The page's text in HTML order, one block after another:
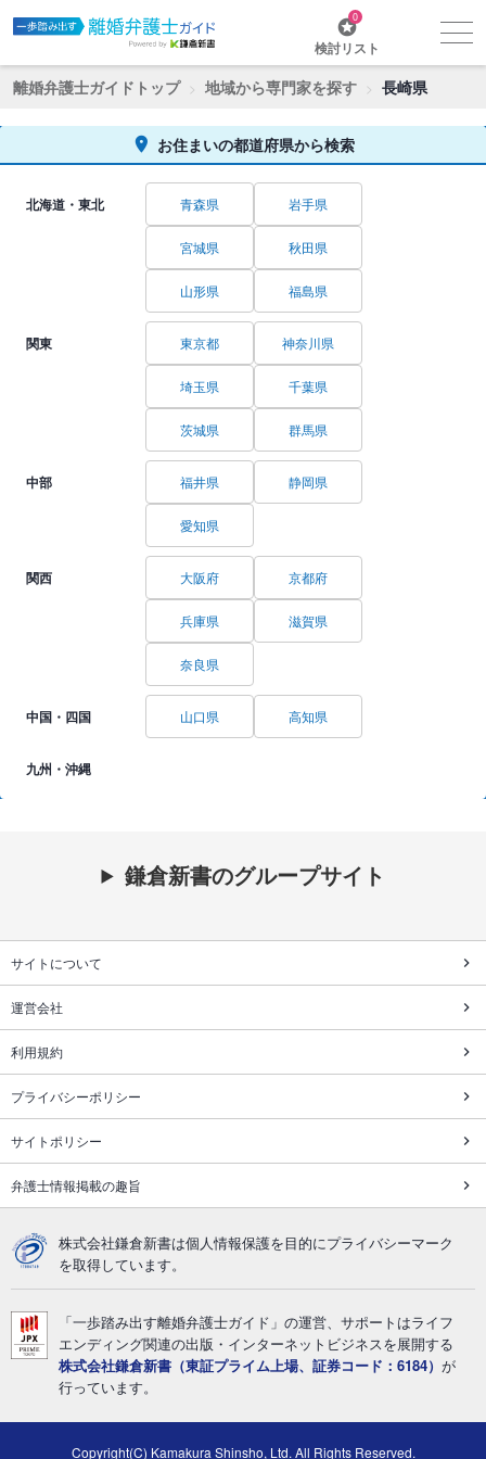
0
検討リスト
離婚弁護士ガイドトップ 地域から専門家を探す 長崎県
お住まいの都道府県から検索
北海道・東北 青森県 岩手県
宮城県 秋田県
山形県 福島県
関東 東京都 神奈川県
埼玉県 千葉県
茨城県 群馬県
中部 福井県 静岡県
愛知県
関西 大阪府 京都府
兵庫県 滋賀県
奈良県
中国・四国 山口県 高知県
九州・沖縄
鎌倉新書のグループサイト
サイトについて
運営会社
利用規約
プライバシーポリシー
サイトポリシー
弁護士情報掲載の趣旨
株式会社鎌倉新書は個人情報保護を目的にプライバシーマーク
を取得しています。
「一歩踏み出す離婚弁護士ガイド」の運営、サポートはライフ
エンディング関連の出版・インターネットビジネスを展開する
株式会社鎌倉新書（東証プライム上場、証券コード：6184） が
行っています。
Copyright(C) Kamakura Shinsho, Ltd. All Rights Reserved.